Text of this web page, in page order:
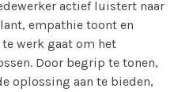
actief luistert naar
empathie toont en
werk gaat om het
Door begrip te tonen,
oplossing aan te bieden,